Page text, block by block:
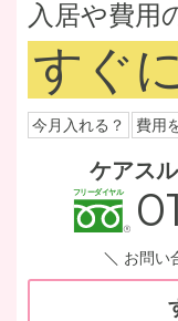
入居や費用
すぐ
今月入れる？ 費用
ケアス
お問い